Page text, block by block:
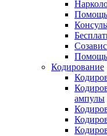
Помощь
Помощь
Кодирование
ампулы